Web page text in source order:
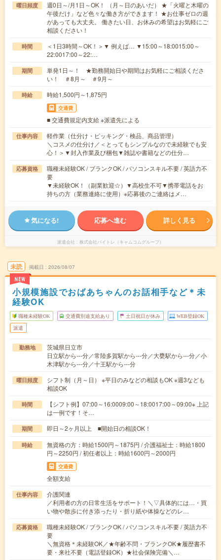
曜日頻度
週0日～/月1日～OK！ （月～日のあいだ） ★「火曜と木曜の
午後だけ」など色々な働き方ができます！ ★お仕事ゼロの週
があっても大丈夫。 働きたい日、お休みの希望はお気軽にご
相談ください！
時間
＜1日3時間～OK！＞▼ 例えば… ▼15:00～18:0015:00～
22:0017:00～22:…
期間
単発1日～！ ★勤務開始日や期間はお気軽にご相談くださ
い！ ＃8月～ ＃9月～
時給 時給1,500円～1,875円
交通費
■ 交通費規定内支給 ※派遣先による
仕事内容
軽作業（仕分け・ピッキング・検品、商品管理）
＼コスメの仕分け／＜とってもシンプルなので未経験でも安
心！＞▼封入作業及び梱包▼雑誌や書籍などの仕分…
応募資格
職種未経験OK / ブランクOK / パソコンスキル不要 / 英語力不
要
▼未経験OK！（副業歓迎☆）▼高校生不可▼携帯電話をお
持ちの方（業務連絡に使用）※応募後のご連絡はメ…
気になる! 応募へ進む 詳しく見る
派遣会社 株式会社バイトレ（キャムコムグループ）
未読
NEW
掲載日 2026/08/07
小規模施設でおばあちゃんのお話相手など＊未
経験OK
職種未経験OK 交通費別途支給あり 土日祝日が休み WEB登録OK
派遣
勤務地
茨城県日立市
日立駅から---分／常陸多賀駅から---分／大甕駅から---分／小
木津駅から---分／十王駅から---分
曜日頻度
シフト制（月～日） ※平日のみなどの相談もOK ※週3なども
相談OK
時間
【シフト例】07:00～16:0009:00～18:0017:00～09:00※ 上記
は一例です！そ…
期間 即日～2ヶ月以上 ■開始日の相談OK！
時給
無資格の方：時給1500円～1875円 / 介護福祉士：時給1800
円～2250円 / 初任者以上：時給1600円～2000円
交通費
全額支給
仕事内容
介護関連
／利用者の方の日常生活をサポート！＼▽具体的には…・買
い物や散歩に付き添ったり・折り紙や体操などのレ…
応募資格
職種未経験OK / ブランクOK / パソコンスキル不要 / 英語力不
要
＼無資格＊未経験OK／★年齢不問・ブランクOK★履歴書不
要・来社不要（電話登録OK）★社会保険完備＼…